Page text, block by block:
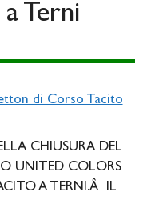
Terni
CHIUSURA DEL
UNITED COLORS
A TERNI.Â IL